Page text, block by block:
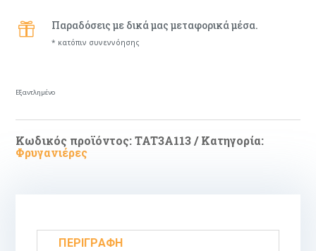
 Παραδόσεις με δικά μας μεταφορικά μέσα.
* κατόπιν συνεννόησης
Εξαντλημένο
Κωδικός προϊόντος:TAT3A113
Κατηγορία:
Φρυγανιέρες
ΠΕΡΙΓΡΑΦΉ